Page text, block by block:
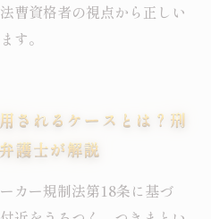
曹資格者の視点から正しい
す。
されるケースとは？刑
護士が解説
カー規制法第18条に基づ